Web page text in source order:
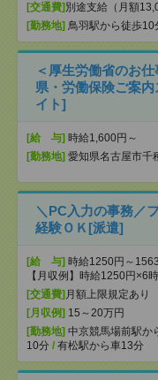
[交通費] 別途支給（月額
[勤務地] 鳥羽駅から徒歩10
＜厚生労働省のお
県・労働保険ご案
イト]
[給 与] 時給1,600円～
[勤務地] 愛知県名古屋市千
＼PC入力の事務／
経験ＯＫ[派遣]
[給 与] 時給1250円～
【月収例】時給1250円×6
[交通費] 月額上限規定あり
[月収例] 15～20万円
[勤務地] 中京競馬場前駅か
10分 / 有松駅から車13分